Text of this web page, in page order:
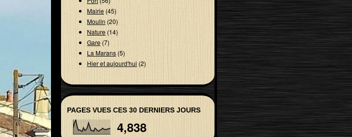
Mairie(45)
Moulin(20)
Nature(14)
Gare (7)
La Marans(5)
Hier et aujourd'hui (2)
PAGES VUES CES 30 DERNIERS JOURS
4,838